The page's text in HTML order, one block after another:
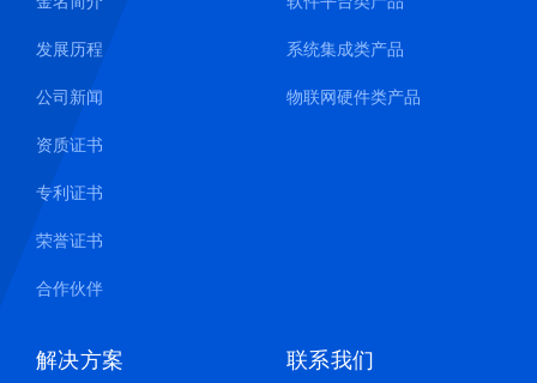
发展历程
公司新闻
资质证书
专利证书
荣誉证书
合作伙伴
系统集成类产品
物联网硬件类产品
解决方案 联系我们